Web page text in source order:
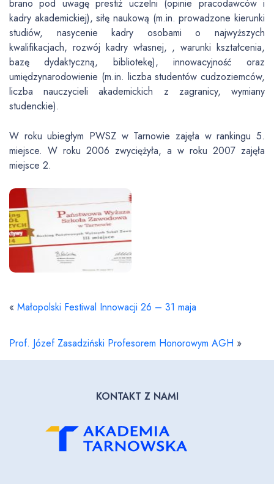
brano pod uwagę prestiż uczelni (opinie pracodawców i
kadry akademickiej), siłę naukową (m.in. prowadzone kierunki
studiów, nasycenie kadry osobami o najwyższych
kwalifikacjach, rozwój kadry własnej, , warunki kształcenia,
bazę dydaktyczną, bibliotekę), innowacyjność oraz
umiędzynarodowienie (m.in. liczba studentów cudzoziemców,
liczba nauczycieli akademickich z zagranicy, wymiany
studenckie).
W roku ubiegłym PWSZ w Tarnowie zajęła w rankingu 5.
miejsce. W roku 2006 zwyciężyła, a w roku 2007 zajęła
miejsce 2.
« Małopolski Festiwal Innowacji 26 – 31 maja
Prof. Józef Zasadziński Profesorem Honorowym AGH »
KONTAKT Z NAMI